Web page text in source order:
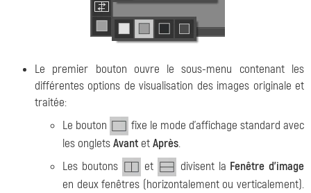
Le premier bouton ouvre le sous-menu contenant les
différentes options de visualisation des images originale et
traitée:
Le bouton
fixe le mode d'affichage standard avec
les ongletsAvant etAprès.
Les boutons
et divisent la Fenêtre d'image
en deux fenêtres (horizontalement ou verticalement).